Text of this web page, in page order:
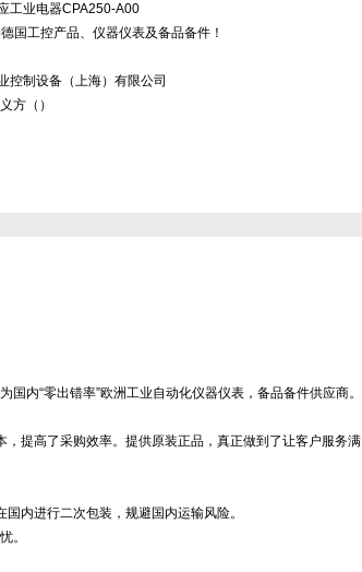
工业电器CPA250-A00
国工控产品、仪器仪表及备品备件！
控制设备（上海）有限公司
方（）
内“零出错率”欧洲工业自动化仪器仪表，备品备件供应商。
提高了采购效率。提供原装正品，真正做到了让客户服务满
内进行二次包装，规避国内运输风险。
。